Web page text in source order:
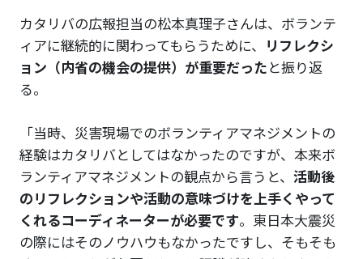
カタリバの広報担当の松本真理子さんは、ボランテ
ィアに継続的に関わってもらうために、 リフレクシ
ョン（内省の機会の提供）が重要だったと振り返
る。
「当時、災害現場でのボランティアマネジメントの
経験はカタリバとしてはなかったのですが、本来ボ
ランティアマネジメントの観点から言うと、 活動後
のリフレクションや活動の意味づけを上手くやって
くれるコーディネーターが必要です。東日本大震災
の際にはそのノウハウもなかったですし、そもそも